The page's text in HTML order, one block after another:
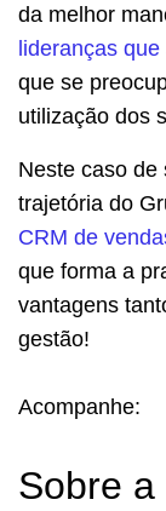
da melhor
lideranças
que se
utilização dos
Neste caso de
trajetória do
CRM de
que forma a
vantagens
gestão!
Acompanhe:
Sobre